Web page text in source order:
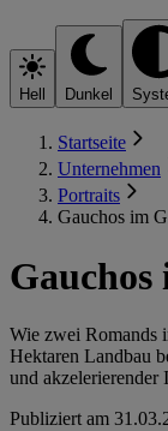
Hell Dunkel
Startseite
Unternehmen
Portraits
Gauchos im
Wie zwei Romands
Hektaren Landbau
und akzelerierender
Publiziert am